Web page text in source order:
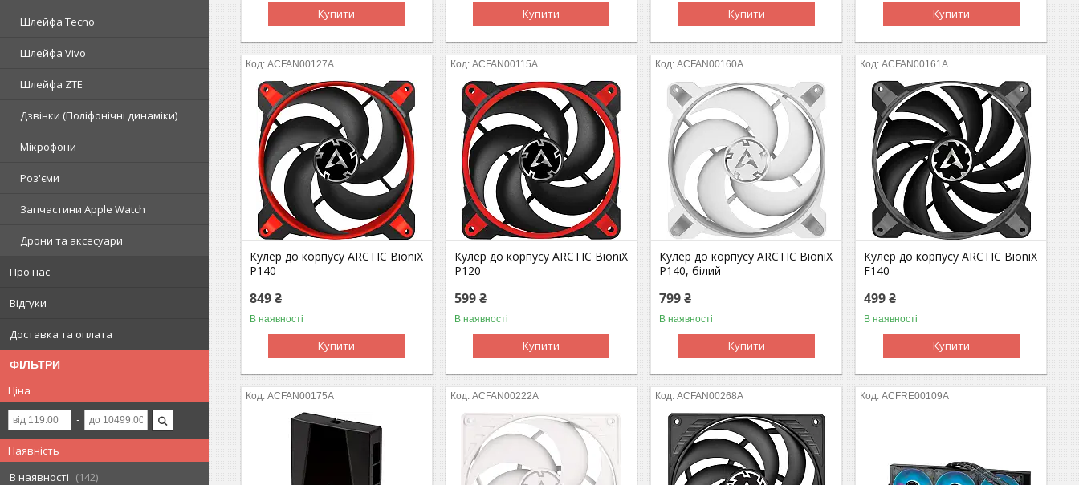
Шлейфа Tecno
Шлейфа Vivo
Шлейфа ZTE
Дзвінки (Поліфонічні динаміки)
Мікрофони
Роз'єми
Запчастини Apple Watch
Дрони та аксесуари
Про нас
Відгуки
Доставка та оплата
ФІЛЬТРИ
Ціна
Наявність
В наявності
142
Купити Купити Купити Купити
ACFAN00127A
Кулер до корпусу ARCTIC BioniX
P140
849 ₴
В наявності
Купити
ACFAN00115A
Кулер до корпусу ARCTIC BioniX
P120
599 ₴
В наявності
Купити
ACFAN00160A
Кулер до корпусу ARCTIC BioniX
P140, білий
799 ₴
В наявності
Купити
ACFAN00161A
Кулер до корпусу ARCTIC BioniX
F140
499 ₴
В наявності
Купити
ACFAN00175A ACFAN00222A ACFAN00268A ACFRE00109A